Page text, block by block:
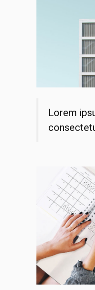
Lorem